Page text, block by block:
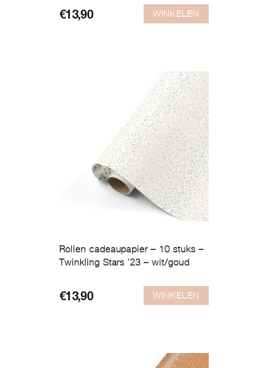
€13,90 WINKELEN
Rollen cadeaupapier – 10 stuks –
Twinkling Stars ’23 – wit/goud
€13,90 WINKELEN